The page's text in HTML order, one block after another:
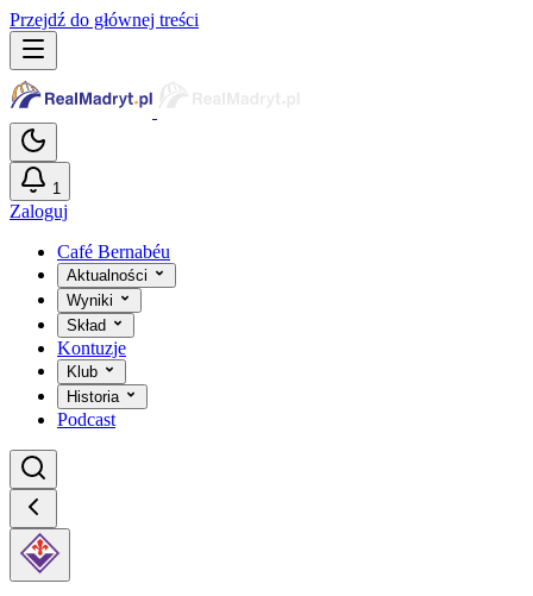
Przejdź do głównej treści
1
Zaloguj
Café Bernabéu
Aktualności
Wyniki
Skład
Kontuzje
Klub
Historia
Podcast